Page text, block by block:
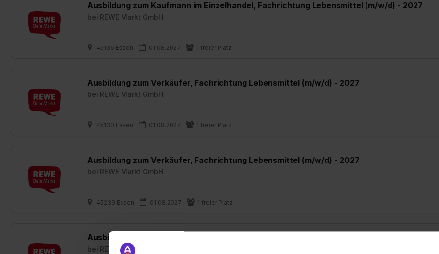
Ausbildung zum Kaufmann im Einzelhandel, Fachrichtung Lebensmittel (m/w/d) - 2027
bei REWE Markt GmbH
45136 Essen 01.08.2027 1 freier Platz
Ausbildung zum Verkäufer, Fachrichtung Lebensmittel (m/w/d) - 2027
bei REWE Markt GmbH
45130 Essen 01.08.2027 1 freier Platz
Ausbildung zum Verkäufer, Fachrichtung Lebensmittel (m/w/d) - 2027
bei REWE Markt GmbH
45239 Essen 01.08.2027 1 freier Platz
Ausbildung zum Kaufmann im Einzelhandel, Fachrichtung Lebensmittel (m/w/d) - 2027
bei REWE Markt GmbH